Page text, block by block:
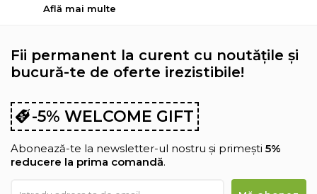
Află mai multe
Fii permanent la curent cu noutățile și
bucură-te de oferte irezistibile!
-5% WELCOME GIFT
Abonează-te la newsletter-ul nostru și primești 5%
reducere la prima comandă.